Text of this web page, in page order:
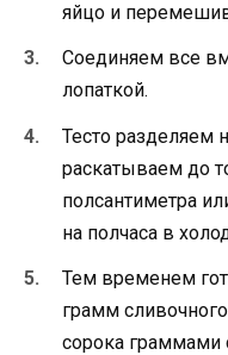
яйцо и
Соединяем все
лопаткой.
Тесто разделяем
раскатываем до
полсантиметра
на полчаса в
Тем временем
грамм
сорока граммами